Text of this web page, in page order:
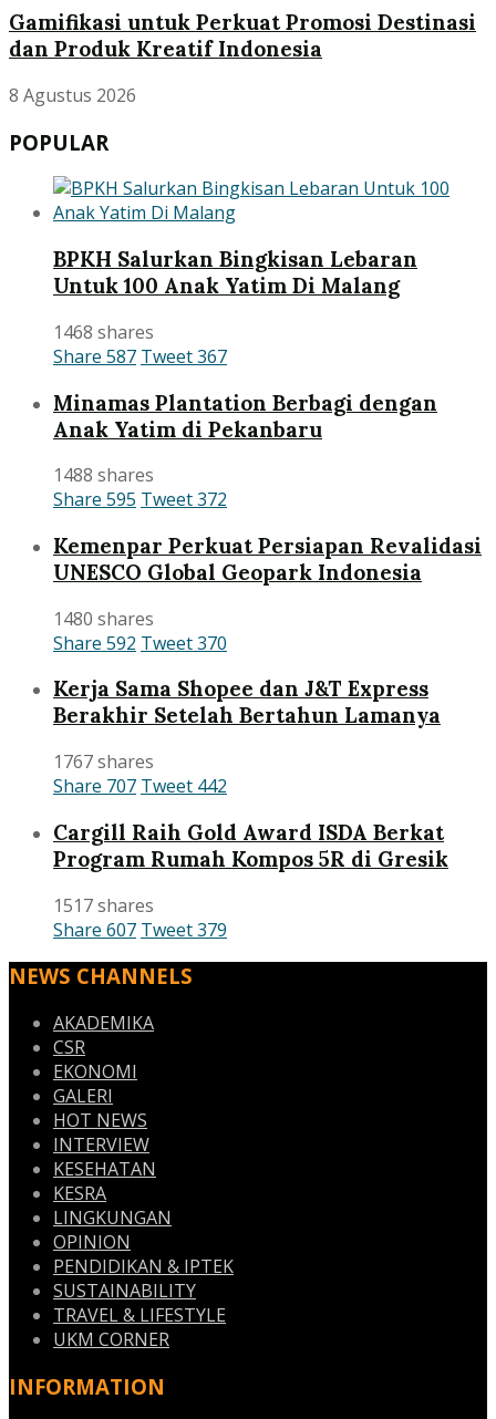
Gamifikasi untuk Perkuat Promosi Destinasi
dan Produk Kreatif Indonesia
8 Agustus 2026
POPULAR
BPKH Salurkan Bingkisan Lebaran
Untuk 100 Anak Yatim Di Malang
1468 shares
Share 587 Tweet367
Minamas Plantation Berbagi dengan
Anak Yatim di Pekanbaru
1488 shares
Share 595 Tweet372
Kemenpar Perkuat Persiapan Revalidasi
UNESCO Global Geopark Indonesia
1480 shares
Share 592 Tweet370
Kerja Sama Shopee dan J&T Express
Berakhir Setelah Bertahun Lamanya
1767 shares
Share 707 Tweet 442
Cargill Raih Gold Award ISDA Berkat
Program Rumah Kompos 5R di Gresik
1517 shares
Share 607 Tweet379
NEWS CHANNELS
AKADEMIKA
CSR
EKONOMI
GALERI
HOT NEWS
INTERVIEW
KESEHATAN
KESRA
LINGKUNGAN
OPINION
PENDIDIKAN & IPTEK
SUSTAINABILITY
TRAVEL & LIFESTYLE
UKM CORNER
INFORMATION